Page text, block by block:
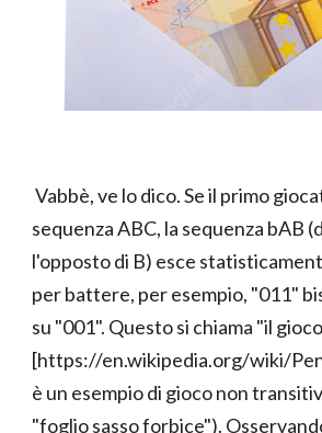
Vabbè, ve lo dico. Se il primo
sequenza ABC, la sequenza bAB
l'opposto di B) esce
per battere, per esempio, "011"
su "001". Questo si chiama "il
[https://en.wikipedia.org/wiki/
è un esempio di gioco non
"foglio sasso forbice").